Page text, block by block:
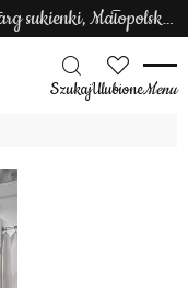
Nowy Targ sukienki, Małopolska sukienki
SzukajUlubioneMenu